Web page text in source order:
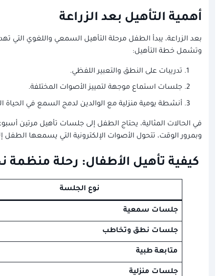
أهمية التأهيل بعد الزراعة
بعد الزراعة، يبدأ الطفل مرحلة التأهيل السمعي واللغوي
وتشمل خطة التأهيل:
تدريبات على النطق والتعبير اللفظي.
جلسات استماع موجهة لتمييز الأصوات المختلفة.
أنشطة يومية منزلية مع الوالدين لدمج السمع في الحياة
في الحالات المثالية، يحتاج الطفل إلى جلسات تأهيل مرتين
وبمرور الوقت، تتحول الأصوات الإلكترونية التي يسمعها
كيفية تأهيل الأطفال: رحلة منظمة
نوع الجلسة
جلسات سمعية
جلسات نطق وتخاطب
متابعة طبية
جلسات منزلية